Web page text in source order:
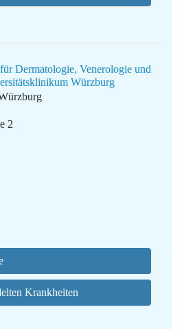
Dermatologie, Venerologie und
Würzburg
2
Krankheiten